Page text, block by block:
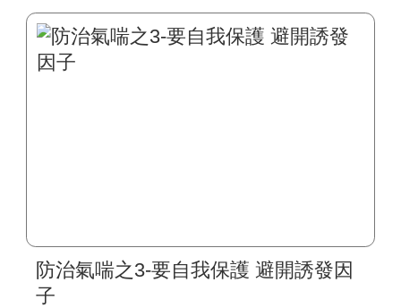
防治氣喘之3-要自我保護 避開誘發因
子